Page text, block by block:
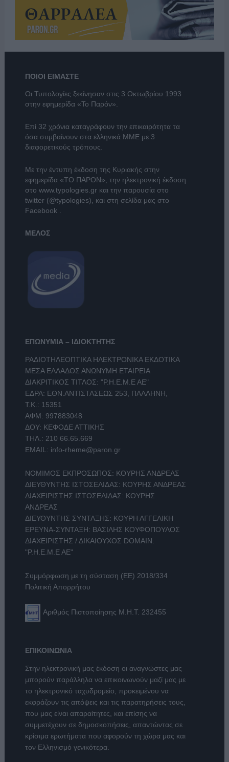
ΠΟΙΟΙ ΕΙΜΑΣΤΕ
Οι Τυπολογίες ξεκίνησαν στις 3 Οκτωβρίου 1993
στην εφημερίδα «Το Παρόν».
Επί 32 χρόνια καταγράφουν την επικαιρότητα τα
όσα συμβαίνουν στα ελληνικά ΜΜΕ με 3
διαφορετικούς τρόπους.
Με την έντυπη έκδοση της Κυριακής στην
εφημερίδα «ΤΟ ΠΑΡΟΝ», την ηλεκτρονική έκδοση
στο www.typologies.grκαι την παρουσία στο
twitter (@typologies), και στη σελίδα μας στο
Facebook .
ΜΕΛΟΣ
ΕΠΩΝΥΜΙΑ – ΙΔΙΟΚΤΗΤΗΣ
ΡΑΔΙΟΤΗΛΕΟΠΤΙΚΑ ΗΛΕΚΤΡΟΝΙΚΑ ΕΚΔΟΤΙΚΑ
ΜΕΣΑ ΕΛΛΑΔΟΣ ΑΝΩΝΥΜΗ ΕΤΑΙΡΕΙΑ
ΔΙΑΚΡΙΤΙΚΟΣ ΤΙΤΛΟΣ: "Ρ.Η.Ε.Μ.Ε ΑΕ"
ΕΔΡΑ: ΕΘΝ.ΑΝΤΙΣΤΑΣΕΩΣ 253, ΠΑΛΛΗΝΗ,
Τ.Κ.: 15351
ΑΦΜ: 997883048
ΔΟΥ: ΚΕΦΟΔΕ ΑΤΤΙΚΗΣ
ΤΗΛ.: 210 66.65.669
EMAIL: info-rheme@paron.gr
ΝΟΜΙΜΟΣ ΕΚΠΡΟΣΩΠΟΣ: ΚΟΥΡΗΣ ΑΝΔΡΕΑΣ
ΔΙΕΥΘΥΝΤΗΣ ΙΣΤΟΣΕΛΙΔΑΣ: ΚΟΥΡΗΣ ΑΝΔΡΕΑΣ
ΔΙΑΧΕΙΡΙΣΤΗΣ ΙΣΤΟΣΕΛΙΔΑΣ: ΚΟΥΡΗΣ
ΑΝΔΡΕΑΣ
ΔΙΕΥΘΥΝΤΗΣ ΣΥΝΤΑΞΗΣ: ΚΟΥΡΗ ΑΓΓΕΛΙΚΗ
ΕΡΕΥΝΑ-ΣΥΝΤΑΞΗ: ΒΑΣΙΛΗΣ ΚΟΥΦΟΠΟΥΛΟΣ
ΔΙΑΧΕΙΡΙΣΤΗΣ / ΔΙΚΑΙΟΥΧΟΣ DOMAIN:
"Ρ.Η.Ε.Μ.Ε ΑΕ"
Συμμόρφωση με τη σύσταση (ΕΕ) 2018/334
Πολιτική Απορρήτου
Αριθμός Πιστοποίησης Μ.Η.Τ. 232455
ΕΠΙΚΟΙΝΩΝΙΑ
Στην ηλεκτρονική μας έκδοση οι αναγνώστες μας
μπορούν παράλληλα να επικοινωνούν μαζί μας με
το ηλεκτρονικό ταχυδρομείο, προκειμένου να
εκφράζουν τις απόψεις και τις παρατηρήσεις τους,
που μας είναι απαραίτητες, και επίσης να
συμμετέχουν σε δημοσκοπήσεις, απαντώντας σε
κρίσιμα ερωτήματα που αφορούν τη χώρα μας και
τον Ελληνισμό γενικότερα.